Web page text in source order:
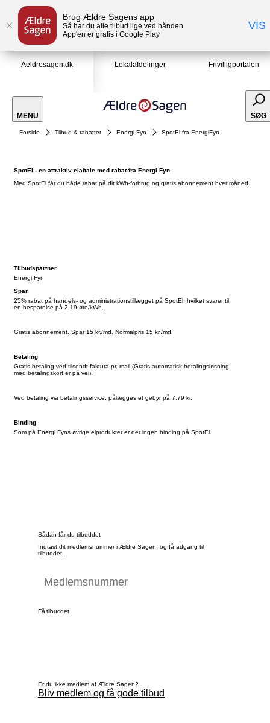
Brug Ældre Sagens app
Så har du alle tilbud lige ved hånden
App'en er gratis i Google Play
VIS
Aeldresagen.dk Lokalafdelinger Frivilligportalen
MENU SØG
Forside Tilbud & rabatter Energi Fyn SpotEl fra EnergiFyn
SpotEl - en attraktiv elaftale med rabat fra Energi Fyn
Med SpotEl får du både rabat på dit kWh-forbrug og gratis abonnement hver måned.
Tilbudspartner
Energi Fyn
Spar
25% rabat på handels- og administrationstillægget på SpotEl, hvilket svarer til
en besparelse på 2,19 øre/kWh.
Gratis abonnement. Spar 15 kr./md. Normalpris 15 kr./md.
Betaling
Gratis betaling ved tilsendt faktura pr. mail (Gratis automatisk betalingsløsning
med betalingskort er på vej).
Ved betaling via betalingsservice, pålægges et gebyr på 7.79 kr.
Binding
Som på Energi Fyns øvrige elprodukter er der ingen binding på SpotEl.
Sådan får du tilbuddet
Indtast dit medlemsnummer i Ældre Sagen, og få adgang til
tilbuddet.
Få tilbuddet
Er du ikke medlem af Ældre Sagen?
Bliv medlem og få gode tilbud